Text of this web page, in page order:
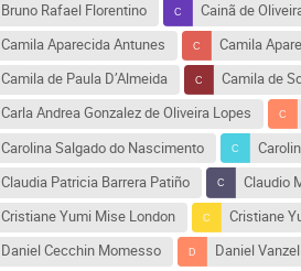
Bruno Rafael Florentino
Cainã de
Camila Aparecida Antunes
Camila
Camila de Paula D’Almeida
Camila de
Carla Andrea Gonzalez de Oliveira Lopes
Carolina Salgado do Nascimento
Claudia Patricia Barrera Patiño
Claudio
Cristiane Yumi Mise London
Cristiane
Daniel Cecchin Momesso
Daniel